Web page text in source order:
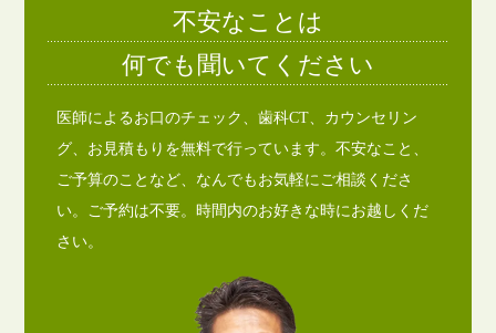
不安なことは
何でも聞いてください
医師によるお口のチェック、歯科CT、カウンセリン
グ、お見積もりを無料で行っています。不安なこと、
ご予算のことなど、なんでもお気軽にご相談くださ
い。ご予約は不要。時間内のお好きな時にお越しくだ
さい。